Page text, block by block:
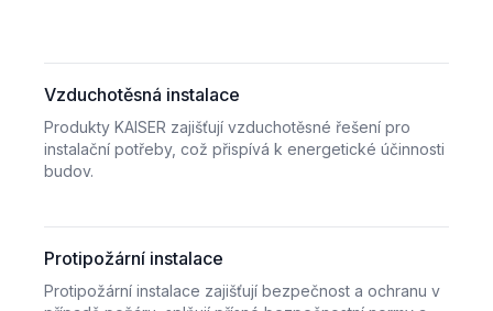
Vzduchotěsná instalace
Produkty KAISER zajišťují vzduchotěsné řešení pro
instalační potřeby, což přispívá k energetické účinnosti
budov.
Protipožární instalace
Protipožární instalace zajišťují bezpečnost a ochranu v